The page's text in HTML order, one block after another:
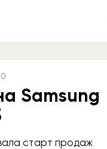
0
Samsung
старт продаж